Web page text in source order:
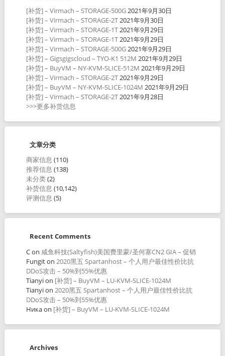
[补货] – Virmach – STORAGE-500G2021年9月30日
[补货] – Virmach – STORAGE-2T2021年9月30日
[补货] – Virmach – STORAGE-1T2021年9月29日
[补货] – Virmach – STORAGE-1T2021年9月29日
[补货] – Virmach – STORAGE-500G2021年9月29日
[补货] – Gigsgigscloud – TYO-K1 512M 2021年9月29日
[补货] – BuyVM – NY-KVM-SLICE-512M 2021年9月29日
[补货] – Virmach – STORAGE-2T2021年9月29日
[补货] – BuyVM – NY-KVM-SLICE-1024M 2021年9月29日
[补货] – Virmach – STORAGE-2T2021年9月28日
>>>更多补货信息
文章分类
商家信息 (110)
推荐信息 (138)
未分类(2)
补货信息 (10,142)
评测信息 (5)
Recent Comments
Con 咸鱼科技(Saltyfish)美国费里蒙/圣何塞CN2 GIA – 促销
Fungiton 2020黑五 Spartanhost – 个人用户最佳性价比抗
DDoS攻击 – 50%到55%优惠
Tianyion [补货] – BuyVM – LU-KVM-SLICE-1024M
Tianyion 2020黑五 Spartanhost – 个人用户最佳性价比抗
DDoS攻击 – 50%到55%优惠
Никаon [补货] – BuyVM – LU-KVM-SLICE-1024M
Archives